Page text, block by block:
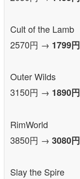
Cult of the Lamb
2570円 → 1799円
Outer Wilds
3150円 → 1890円
RimWorld
3850円 → 3080円
Slay the Spire